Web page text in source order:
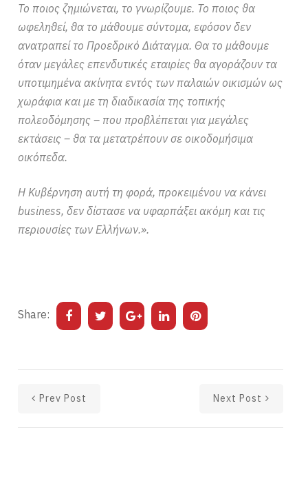
Το ποιος ζημιώνεται, το γνωρίζουμε. Το ποιος θα
ωφεληθεί, θα το μάθουμε σύντομα, εφόσον δεν
ανατραπεί το Προεδρικό Διάταγμα. Θα το μάθουμε
όταν μεγάλες επενδυτικές εταιρίες θα αγοράζουν τα
υποτιμημένα ακίνητα εντός των παλαιών οικισμών ως
χωράφια και με τη διαδικασία της τοπικής
πολεοδόμησης – που προβλέπεται για μεγάλες
εκτάσεις – θα τα μετατρέπουν σε οικοδομήσιμα
οικόπεδα.
Η Κυβέρνηση αυτή τη φορά, προκειμένου να κάνει
business, δεν δίστασε να υφαρπάξει ακόμη και τις
περιουσίες των Ελλήνων.».
Share:
Prev Post Next Post